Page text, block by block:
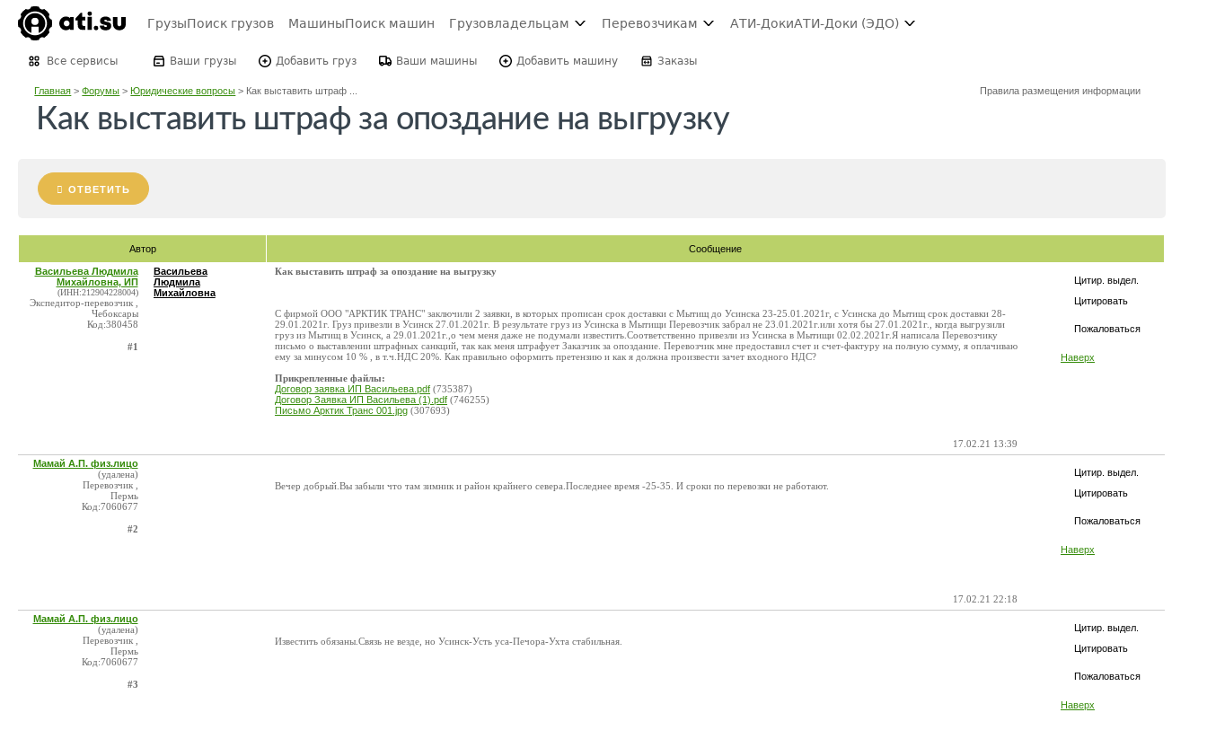
ГрузыПоиск грузов МашиныПоиск машин Грузовладельцам Перевозчикам АТИ-ДокиАТИ-Доки (ЭДО)
Все сервисы Ваши грузы Добавить груз Ваши машины Добавить машину Заказы
Главная >Форумы >Юридические вопросы > Как выставить штраф ... Правила размещения информации
Как выставить штраф за опоздание на выгрузку
ОТВЕТИТЬ
Автор Сообщение
Цитир. выдел.
Цитировать
Пожаловаться
Наверх
Васильева Людмила
Михайловна, ИП
(ИНН:212904228004)
Экспедитор-перевозчик ,
Чебоксары
Код:380458
#1
Васильева
Людмила
Михайловна
Как выставить штраф за опоздание на выгрузку
С фирмой ООО "АРКТИК ТРАНС" заключили 2 заявки, в которых прописан срок доставки с Мытищ до Усинска 23-25.01.2021г, с Усинска до Мытищ срок доставки 28-
29.01.2021г. Груз привезли в Усинск 27.01.2021г. В результате груз из Усинска в Мытищи Перевозчик забрал не 23.01.2021г.или хотя бы 27.01.2021г., когда выгрузили
груз из Мытищ в Усинск, а 29.01.2021г.,о чем меня даже не подумали известить.Соответственно привезли из Усинска в Мытищи 02.02.2021г.Я написала Перевозчику
письмо о выставлении штрафных санкций, так как меня штрафует Заказчик за опоздание. Перевозчик мне предоставил счет и счет-фактуру на полную сумму, я оплачиваю
ему за минусом 10 % , в т.ч.НДС 20%. Как правильно оформить претензию и как я должна произвести зачет входного НДС?
Прикрепленные файлы:
Договор заявка ИП Васильева.pdf (735387)
Договор Заявка ИП Васильева (1).pdf (746255)
Письмо Арктик Транс 001.jpg (307693)
17.02.21 13:39
Цитир. выдел.
Цитировать
Пожаловаться
Наверх
Мамай А.П. физ.лицо
(удалена)
Перевозчик ,
Пермь
Код:7060677
#2
Вечер добрый.Вы забыли что там зимник и район крайнего севера.Последнее время -25-35. И сроки по перевозки не работают.
17.02.21 22:18
Цитир. выдел.
Цитировать
Пожаловаться
Наверх
Мамай А.П. физ.лицо
(удалена)
Перевозчик ,
Пермь
Код:7060677
#3
Известить обязаны.Связь не везде, но Усинск-Усть уса-Печора-Ухта стабильная.